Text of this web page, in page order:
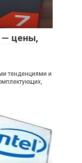
— цены,
тенденциями и